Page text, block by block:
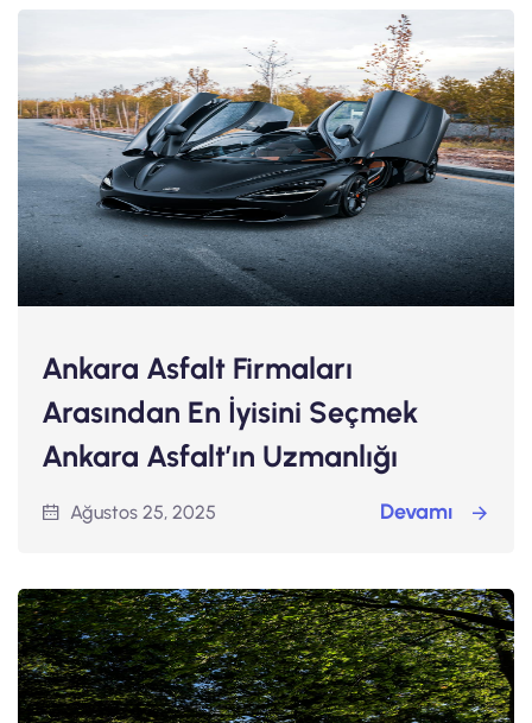
Ankara Asfalt Firmaları
Arasından En İyisini Seçmek
Ankara Asfalt’ın Uzmanlığı
Ağustos 25, 2025 Devamı